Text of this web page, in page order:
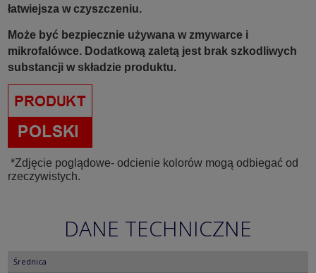
łatwiejsza w czyszczeniu.
Może być bezpiecznie używana w zmywarce i
mikrofalówce. Dodatkową zaletą jest brak szkodliwych
substancji w składzie produktu.
*Zdjęcie poglądowe- odcienie kolorów mogą odbiegać od
rzeczywistych.
DANE TECHNICZNE
Średnica